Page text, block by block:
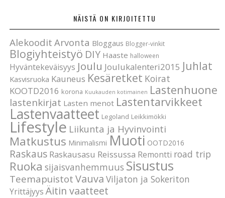
NÄISTÄ ON KIRJOITETTU
Alekoodit Arvonta Bloggaus Blogger-vinkit
Blogiyhteistyö DIY Haaste halloween
Hyväntekeväisyys Joulu Joulukalenteri2015 Juhlat
Kasvisruoka Kauneus Kesäretket Koirat
KOOTD2016 korona Kuukauden kotimainen Lastenhuone
lastenkirjat Lasten menot Lastentarvikkeet
Lastenvaatteet Legoland Leikkimökki
Lifestyle Liikunta ja Hyvinvointi
Matkustus Minimalismi Muoti OOTD2016
Raskaus Raskausasu Reissussa Remontti road trip
Ruoka sijaisvanhemmuus Sisustus
Teemapuistot Vauva Viljaton ja Sokeriton
Yrittäjyys Äitin vaatteet